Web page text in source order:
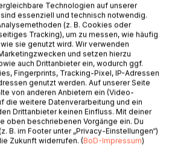
Prinzen des Feindes.
und mit ihr die Wahrheit. Plötzlich
allem, was sie zu wissen glaubte.
Die Manipulation. Und
in ihr: Vielleicht kann ihre
neu aufbauen. Vielleicht kann
ihre Mutter nur Mauern errichtet
Technologien auf unserer
essenziell und technisch notwendig.
(z. B. Cookies oder
Tracking), um zu messen, wie häufig
sie genutzt wird. Wir verwenden
und setzen hierzu
auch Drittanbieter ein, wodurch ggf.
Fingerprints, Tracking-Pixel, IP-Adressen
genutzt werden. Auf unserer Seite
von anderen Anbietern ein (Video-
die weitere Datenverarbeitung und ein
Drittanbieter keinen Einfluss. Mit deiner
oben beschriebenen Vorgänge ein. Du
B. im Footer unter „Privacy-Einstellungen“)
Zukunft widerrufen. (BoD-Impressum)